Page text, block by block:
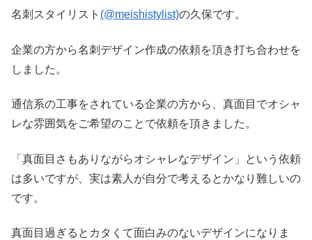
名刺スタイリスト (@meishistylist)の久保です。
企業の方から名刺デザイン作成の依頼を頂き打ち合わせを
しました。
通信系の工事をされている企業の方から、真面目でオシャ
レな雰囲気をご希望のことで依頼を頂きました。
「真面目さもありながらオシャレなデザイン」という依頼
は多いですが、実は素人が自分で考えるとかなり難しいの
です。
真面目過ぎるとカタくて面白みのないデザインになりま